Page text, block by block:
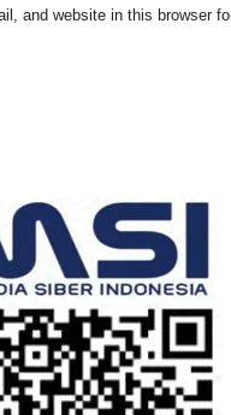
and website in this browser